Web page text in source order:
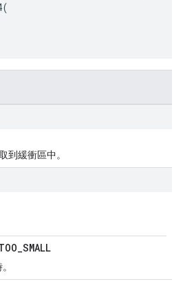
到緩衝區中。
_SMALL